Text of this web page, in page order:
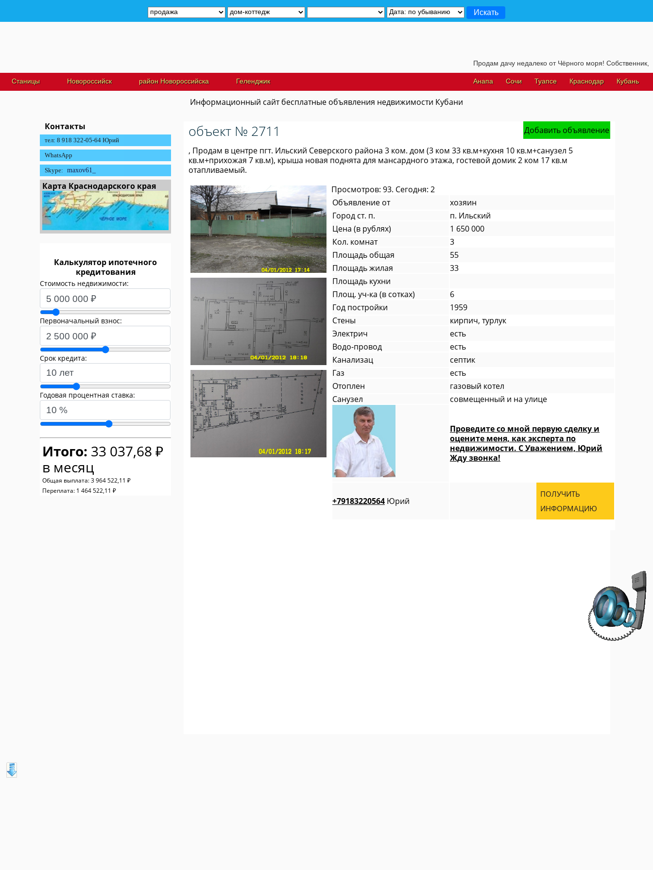
Информационный сайт бесплатные объявления недвижимости Кубани
Добавить объявление
объект № 2711
, Продам в центре пгт. Ильский Северского района 3 ком. дом (3 ком 33 кв.м+кухня 10 кв.м+санузел 5
кв.м+прихожая 7 кв.м), крыша новая поднята для мансардного этажа, гостевой домик 2 ком 17 кв.м
отапливаемый.
Просмотров: 93. Сегодня: 2
Объявление от
хозяин
Город ст. п.
п. Ильский
Цена (в рублях)
1 650 000
Кол. комнат
3
Площадь общая
55
Площадь жилая
33
Площадь кухни
Площ. уч-ка (в сотках)
6
Год постройки
1959
Стены
кирпич, турлук
Электрич
есть
Водо-провод
есть
Канализац
септик
Газ
есть
Отоплен
газовый котел
Санузел
совмещенный и на улице
Проведите со мной первую сделку и
оцените меня, как эксперта по
недвижимости. С Уважением, Юрий
Жду звонка!
+79183220564 Юрий
ПОЛУЧИТЬ
ИНФОРМАЦИЮ
Контакты
тел: 8 918 322-05-64 Юрий
WhatsApp
Skype: maxov61_
Карта Краснодарского края
Калькулятор ипотечного
кредитования
Стоимость недвижимости:
Первоначальный взнос:
Срок кредита:
Годовая процентная ставка:
Итого: 33 037,68 ₽
в месяц
Общая выплата: 3 964 522,11 ₽
Переплата: 1 464 522,11 ₽
Станицы Новороссийск район Новороссийска Геленджик Кубань
Краснодар
Туапсе
Сочи
Анапа
Продам дачу недалеко от Чёрного моря! Собственник, для